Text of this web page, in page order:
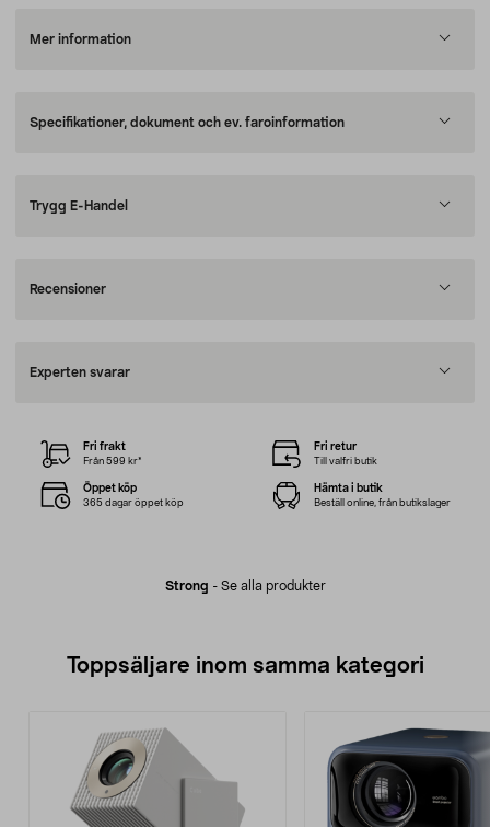
Mer information
Specifikationer, dokument och ev. faroinformation
Trygg E-Handel
Recensioner
Experten svarar
Strong - Se alla produkter
Fri frakt
Från 599 kr*
Fri retur
Till valfri butik
Öppet köp
365 dagar öppet köp
Hämta i butik
Beställ online, från butikslager
Toppsäljare inom samma kategori